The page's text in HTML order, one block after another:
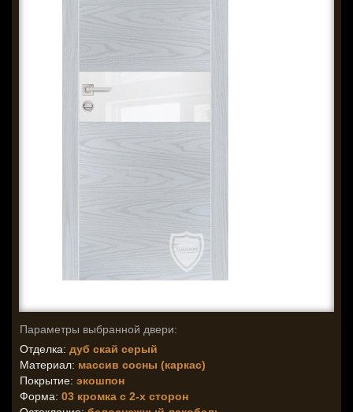
Параметры выбранной двери:
Отделка: дуб скай серый
Материал: массив сосны (каркас)
Покрытие: экошпон
Форма: 03 кромка с 2-х сторон